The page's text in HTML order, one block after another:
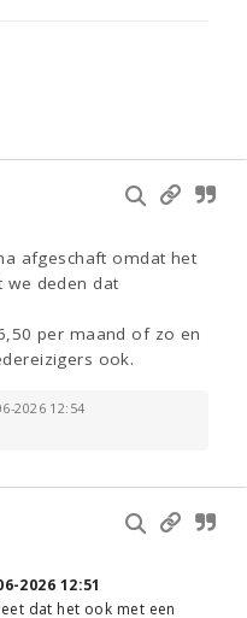
afgeschaft omdat het
we deden dat
per maand of zo en
ook.
2026 12:54
2026 12:51
dat het ook met een